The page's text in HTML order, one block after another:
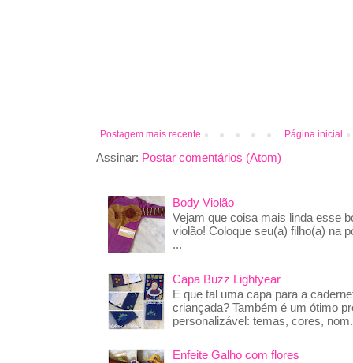
Postagem mais recente Página inicial
Assinar: Postar comentários (Atom)
Body Violão
Vejam que coisa mais linda esse
violão! Coloque seu(a) filho(a) na
...
Capa Buzz Lightyear
E que tal uma capa para a
criançada? Também é um ótimo
personalizável: temas, cores,
Enfeite Galho com flores